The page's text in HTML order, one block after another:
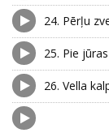
24. Pērļu
25. Pie
26. Vella